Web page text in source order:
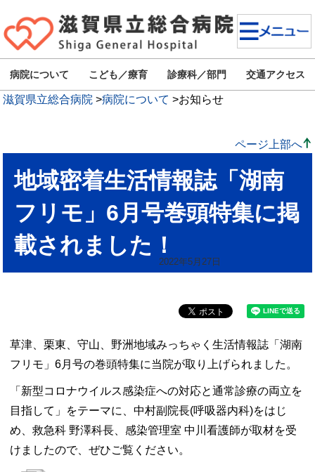
病院について こども／療育 診療科／部門 交通アクセス
滋賀県立総合病院 >病院について >お知らせ
ページ上部へ
地域密着生活情報誌「湖南
フリモ」6月号巻頭特集に掲
載されました！
2022年5月27日
草津、栗東、守山、野洲地域みっちゃく生活情報誌「湖南
フリモ」6月号の巻頭特集に当院が取り上げられました。
「新型コロナウイルス感染症への対応と通常診療の両立を
目指して」をテーマに、中村副院長(呼吸器内科)をはじ
め、救急科 野澤科長、感染管理室 中川看護師が取材を受
けましたので、ぜひご覧ください。